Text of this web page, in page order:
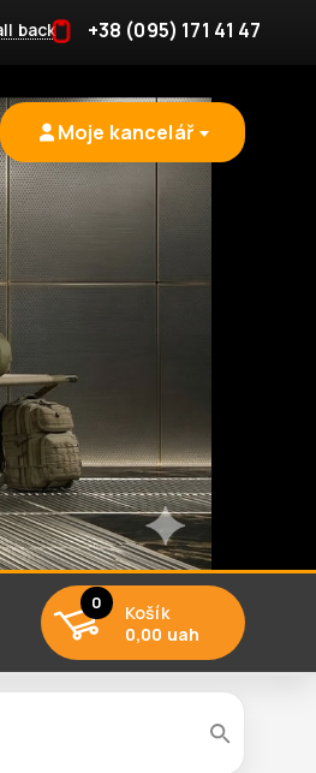
back +38 (095) 171 41 47
Moje kancelář
0
Košík
0,00 uah